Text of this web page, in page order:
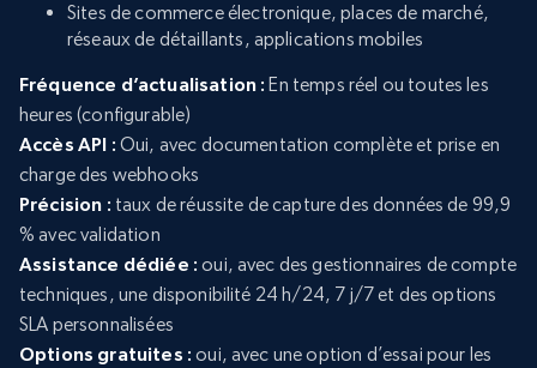
Sites de commerce électronique, places de marché,
réseaux de détaillants, applications mobiles
Fréquence d’actualisation : En temps réel ou toutes les
heures (configurable)
Accès API : Oui, avec documentation complète et prise en
charge des webhooks
Précision : taux de réussite de capture des données de 99,9
% avec validation
Assistance dédiée : oui, avec des gestionnaires de compte
techniques, une disponibilité 24 h/24, 7 j/7 et des options
SLA personnalisées
Options gratuites : oui, avec une option d’essai pour les